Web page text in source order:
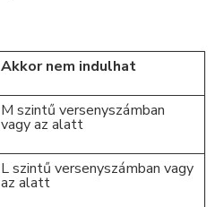
Akkor nem indulhat
M szintű versenyszámban
vagy az alatt
L szintű versenyszámban vagy
az alatt